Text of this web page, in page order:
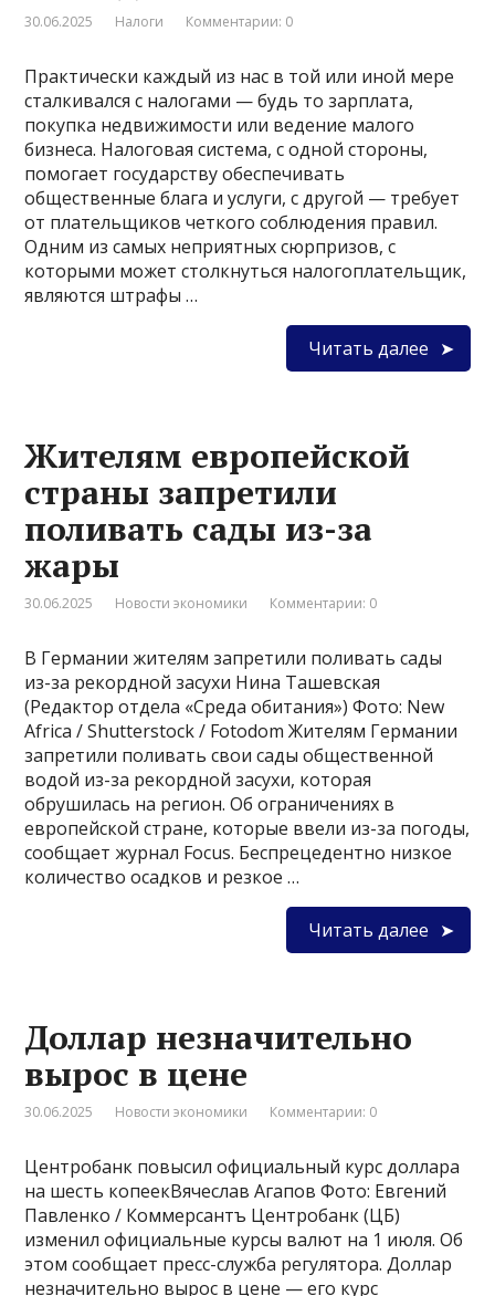
30.06.2025 Налоги Комментарии: 0
Практически каждый из нас в той или иной мере
сталкивался с налогами — будь то зарплата,
покупка недвижимости или ведение малого
бизнеса. Налоговая система, с одной стороны,
помогает государству обеспечивать
общественные блага и услуги, с другой — требует
от плательщиков четкого соблюдения правил.
Одним из самых неприятных сюрпризов, с
которыми может столкнуться налогоплательщик,
являются штрафы …
Читать далее
Жителям европейской
страны запретили
поливать сады из-за
жары
30.06.2025 Новости экономики Комментарии: 0
В Германии жителям запретили поливать сады
из-за рекордной засухи Нина Ташевская
(Редактор отдела «Среда обитания») Фото: New
Africa / Shutterstock / Fotodom Жителям Германии
запретили поливать свои сады общественной
водой из-за рекордной засухи, которая
обрушилась на регион. Об ограничениях в
европейской стране, которые ввели из-за погоды,
сообщает журнал Focus. Беспрецедентно низкое
количество осадков и резкое …
Читать далее
Доллар незначительно
вырос в цене
30.06.2025 Новости экономики Комментарии: 0
Центробанк повысил официальный курс доллара
на шесть копеекВячеслав Агапов Фото: Евгений
Павленко / Коммерсантъ Центробанк (ЦБ)
изменил официальные курсы валют на 1 июля. Об
этом сообщает пресс-служба регулятора. Доллар
незначительно вырос в цене — его курс